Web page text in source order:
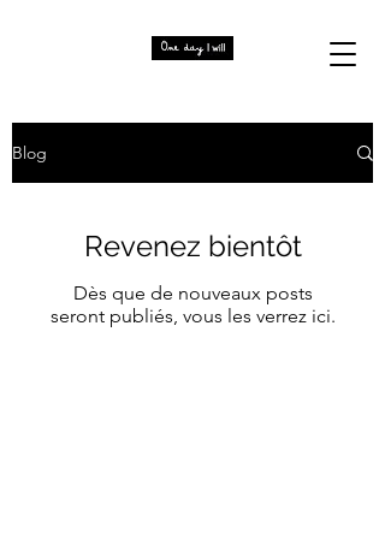
Blog
Revenez bientôt
Dès que de nouveaux posts
seront publiés, vous les verrez ici.